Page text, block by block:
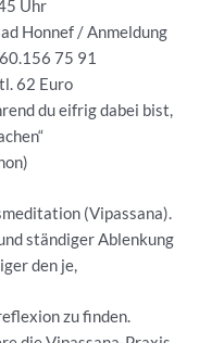
Uhr
Honnef / Anmeldung
75 91
62 Euro
du eifrig dabei bist,
(Vipassana).
ständiger Ablenkung
den je,
zu finden.